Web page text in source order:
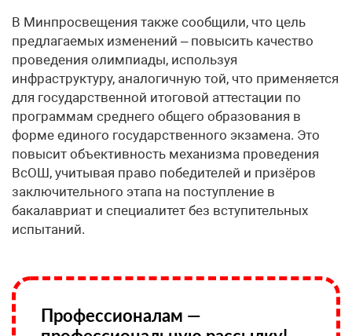
В Минпросвещения также сообщили, что цель
предлагаемых изменений – повысить качество
проведения олимпиады, используя
инфраструктуру, аналогичную той, что применяется
для государственной итоговой аттестации по
программам среднего общего образования в
форме единого государственного экзамена. Это
повысит объективность механизма проведения
ВсОШ, учитывая право победителей и призёров
заключительного этапа на поступление в
бакалавриат и специалитет без вступительных
испытаний.
Профессионалам —